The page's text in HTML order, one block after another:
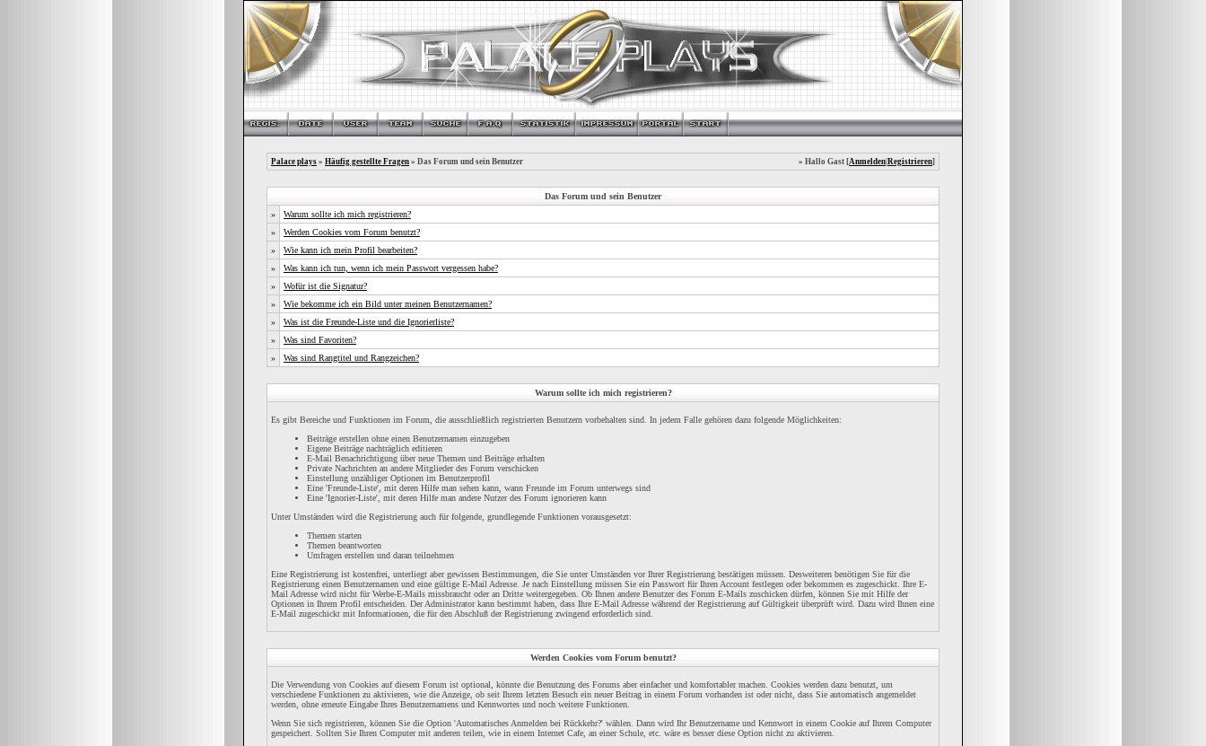
Palace plays » Häufig gestellte Fragen » Das Forum und sein Benutzer » Hallo Gast [Anmelden Registrieren]
Das Forum und sein Benutzer
»
Warum sollte ich mich registrieren?
»
Werden Cookies vom Forum benutzt?
»
Wie kann ich mein Profil bearbeiten?
»
Was kann ich tun, wenn ich mein Passwort vergessen habe?
»
Wofür ist die Signatur?
»
Wie bekomme ich ein Bild unter meinen Benutzernamen?
»
Was ist die Freunde-Liste und die Ignorierliste?
»
Was sind Favoriten?
»
Was sind Rangtitel und Rangzeichen?
Warum sollte ich mich registrieren?
Es gibt Bereiche und Funktionen im Forum, die ausschließlich registrierten Benutzern vorbehalten sind. In jedem Falle gehören dazu folgende Möglichkeiten:
Beiträge erstellen ohne einen Benutzernamen einzugeben
Eigene Beiträge nachträglich editieren
E-Mail Benachrichtigung über neue Themen und Beiträge erhalten
Private Nachrichten an andere Mitglieder des Forum verschicken
Einstellung unzähliger Optionen im Benutzerprofil
Eine 'Freunde-Liste', mit deren Hilfe man sehen kann, wann Freunde im Forum unterwegs sind
Eine 'Ignorier-Liste', mit deren Hilfe man andere Nutzer des Forum ignorieren kann
Unter Umständen wird die Registrierung auch für folgende, grundlegende Funktionen vorausgesetzt:
Themen starten
Themen beantworten
Umfragen erstellen und daran teilnehmen
Eine Registrierung ist kostenfrei, unterliegt aber gewissen Bestimmungen, die Sie unter Umständen vor Ihrer Registrierung bestätigen müssen. Desweiteren benötigen Sie für die
Registrierung einen Benutzernamen und eine gültige E-Mail Adresse. Je nach Einstellung müssen Sie ein Passwort für Ihren Account festlegen oder bekommen es zugeschickt. Ihre E-
Mail Adresse wird nicht für Werbe-E-Mails missbraucht oder an Dritte weitergegeben. Ob Ihnen andere Benutzer des Forum E-Mails zuschicken dürfen, können Sie mit Hilfe der
Optionen in Ihrem Profil entscheiden. Der Administrator kann bestimmt haben, dass Ihre E-Mail Adresse während der Registrierung auf Gültigkeit überprüft wird. Dazu wird Ihnen eine
E-Mail zugeschickt mit Informationen, die für den Abschluß der Registrierung zwingend erforderlich sind.
Werden Cookies vom Forum benutzt?
Die Verwendung von Cookies auf diesem Forum ist optional, könnte die Benutzung des Forums aber einfacher und komfortabler machen. Cookies werden dazu benutzt, um
verschiedene Funktionen zu aktivieren, wie die Anzeige, ob seit Ihrem letzten Besuch ein neuer Beitrag in einem Forum vorhanden ist oder nicht, dass Sie automatisch angemeldet
werden, ohne erneute Eingabe Ihres Benutzernamens und Kennwortes und noch weitere Funktionen.
Wenn Sie sich registrieren, können Sie die Option 'Automatisches Anmelden bei Rückkehr?' wählen. Dann wird Ihr Benutzername und Kennwort in einem Cookie auf Ihrem Computer
gespeichert. Sollten Sie Ihren Computer mit anderen teilen, wie in einem Internet Cafe, an einer Schule, etc. wäre es besser diese Option nicht zu aktivieren.